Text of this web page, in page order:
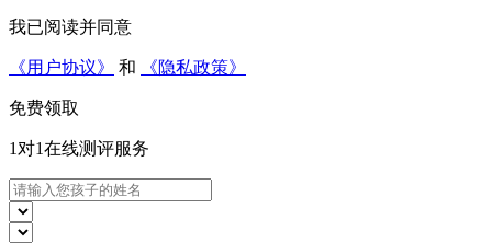
我已阅读并同意
《用户协议》 和 《隐私政策》
免费领取
1对1在线测评服务